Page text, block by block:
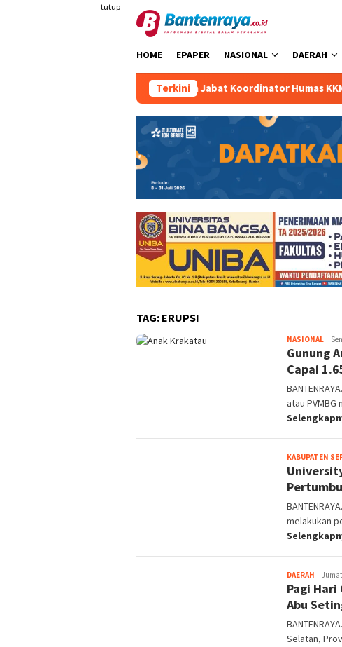
tutup
HOME EPAPER NASIONAL DAERAH
Terkini
Raden Maulana Khafid Dipercaya Jabat Koordinator Humas KKM
TAG: ERUPSI
NASIONAL Uri
Gunung
Capai
atau
KABUPATEN
melakukan
DAERAH
Tanjung
Pagi Hari
Abu
Selatan,